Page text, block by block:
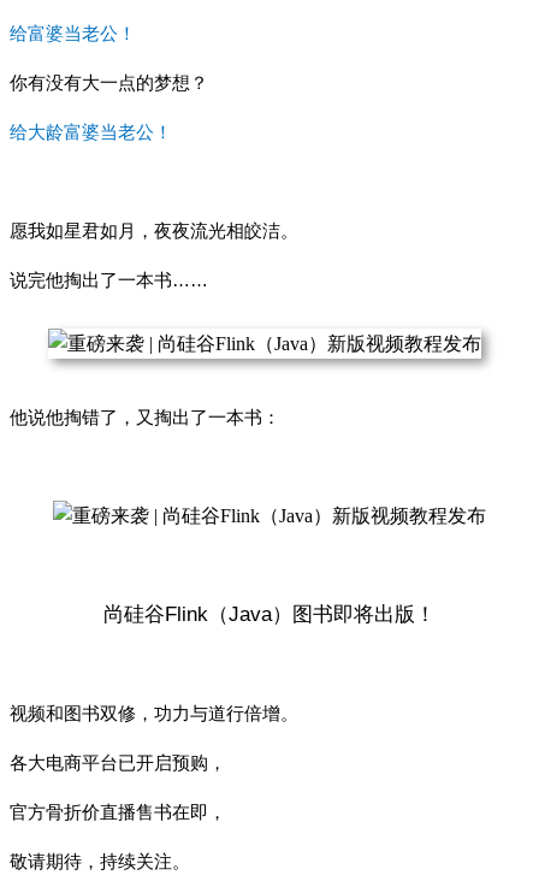
给富婆当老公！
你有没有大一点的梦想？
给大龄富婆当老公！
愿我如星君如月，夜夜流光相皎洁。
说完他掏出了一本书……
他说他掏错了，又掏出了一本书：
尚硅谷Flink（Java）图书即将出版！
视频和图书双修， 功力与道行倍增。
各大电商平台已开启预购，
官方骨折价直播售书在即，
敬请期待，持续关注。